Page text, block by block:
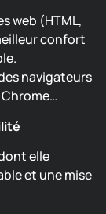
web (HTML,
confort
navigateurs
elle
et une mise